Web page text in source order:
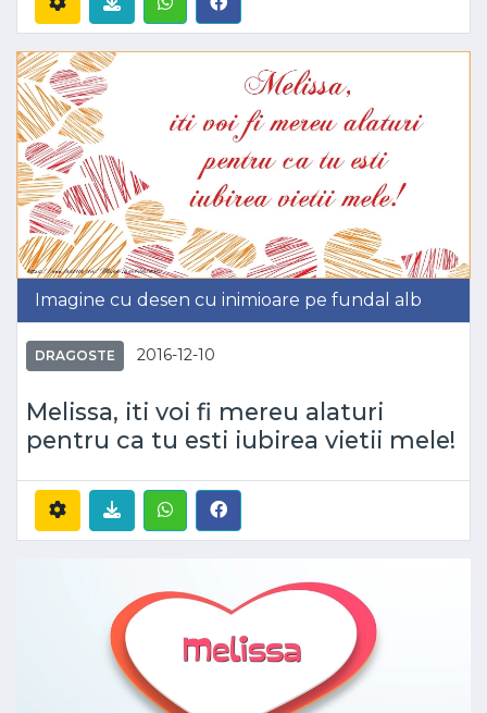
Imagine cu desen cu inimioare pe fundal alb
DRAGOSTE 2016-12-10
Melissa, iti voi fi mereu alaturi
pentru ca tu esti iubirea vietii mele!